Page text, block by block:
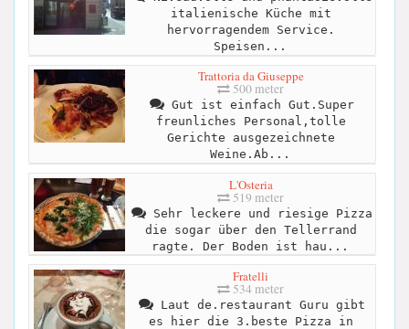
italienische Küche mit
hervorragendem Service.
Speisen...
Trattoria da Giuseppe
500 meter
Gut ist einfach Gut.Super
freunliches Personal,tolle
Gerichte ausgezeichnete
Weine.Ab...
L'Osteria
519 meter
Sehr leckere und riesige Pizza
die sogar über den Tellerrand
ragte. Der Boden ist hau...
Fratelli
534 meter
Laut de.restaurant Guru gibt
es hier die 3.beste Pizza in